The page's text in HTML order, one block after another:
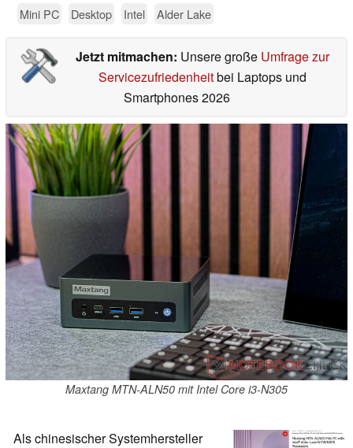
Mini PC Desktop Intel Alder Lake
Jetzt mitmachen: Unsere große Umfrage zur
Servicezufriedenheitbei Laptops und
Smartphones 2026
Maxtang MTN-ALN50 mit Intel Core i3-N305
Als chinesischer Systemhersteller